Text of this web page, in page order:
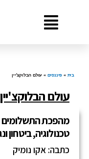
בית » פיננסים » עולם הבלוקצ'יין
עולם
מהפכת התשלומים
טכנולוגיה, ביטחון
כתבה: אקו נומיק